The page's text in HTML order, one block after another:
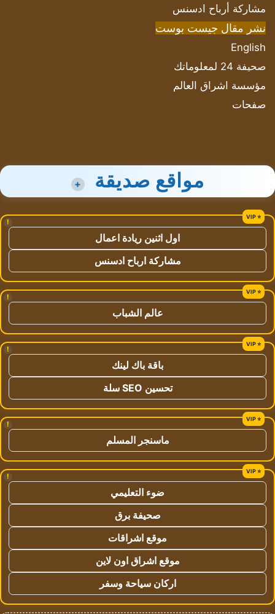
مشاركة أرباح ادسنس
نشر مقال جيست بوست
English
صحيفة 24 لمعلوماتك
مؤسسة اشراق العالم
صفحات
مواقع صديقة +
!
اول اثنين ريادة اعمال
مشاركة ارباح ادسنس
!
عالم الشباب
!
باقة باك لينك
تحسين SEO سلة
!
ماسنجر المسلم
!
ضوء التعليمي
صحيفة برق
موقع اشراقات
موقع اشراق اون لاين
اركان سياحة وسفر